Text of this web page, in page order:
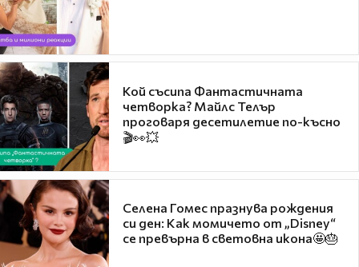
Кой съсипа Фантастичната
четворка? Майлс Телър
проговаря десетилетие по-късно
🎬👀💥
Селена Гомес празнува рождения
си ден: Как момичето от „Disney“
се превърна в световна икона🤩🎂